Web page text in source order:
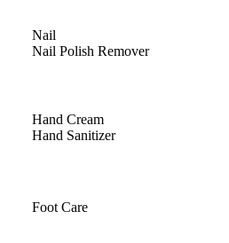
Nail
Nail Polish Remover
Hand Cream
Hand Sanitizer
Foot Care